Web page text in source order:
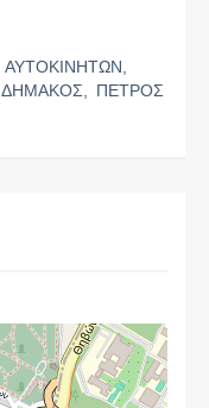
ΑΥΤΟΚΙΝΗΤΩΝ,
ΔΗΜΑΚΟΣ, ΠΕΤΡΟΣ